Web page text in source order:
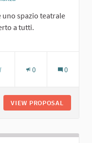
uno spazio teatrale
a tutti.
0 0
VIEW PROPOSAL